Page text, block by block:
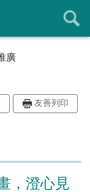
廣
友善列印
，澄心見